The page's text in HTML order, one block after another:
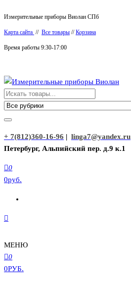
к
содержимому
Измерительные приборы Виолан СПб
Карта сайта // Все товары //Корзина
Время работы 9:30-17:00
Измерительные приборы Виолан
+ 7(812)360-16-96 | linga7@yandex.ru
Петербург, Альпийский пер. д.9 к.1
0
0руб.
МЕНЮ
0
0РУБ.